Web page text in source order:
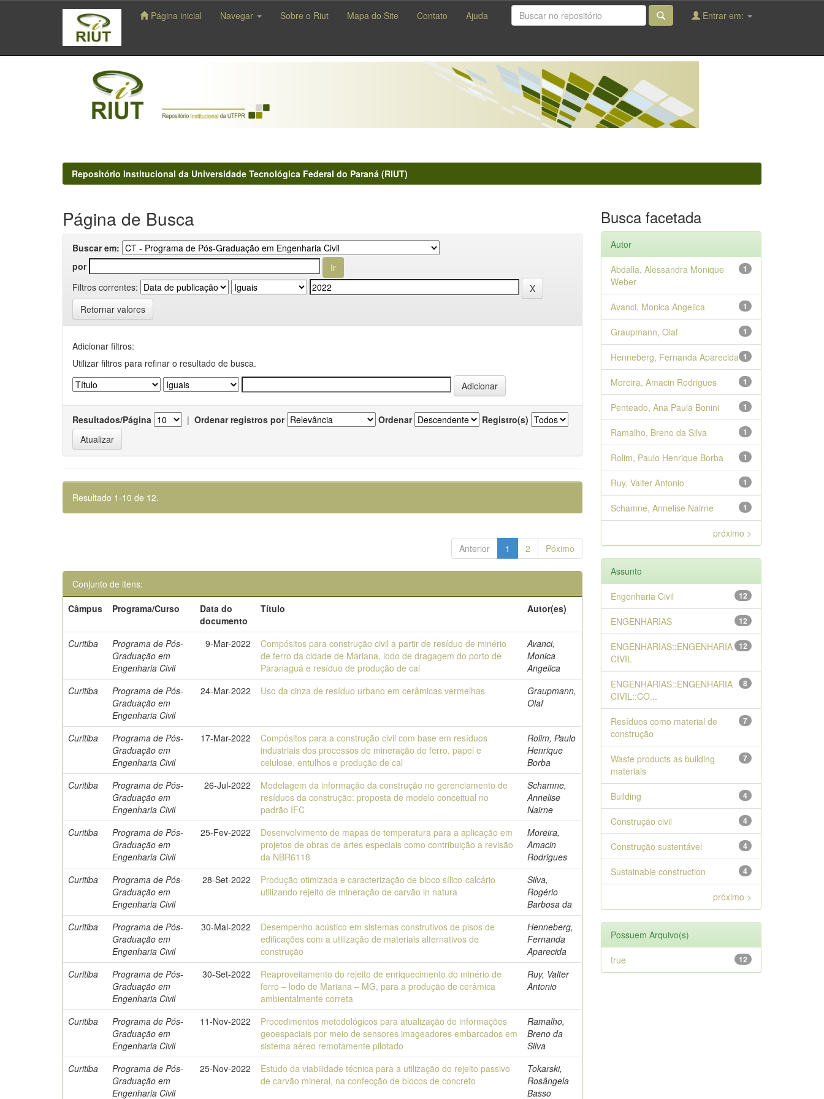
navigation
Página inicial Navegar Sobre o Riut Mapa do Site Contato Ajuda Entrar em:
Repositório Institucional da Universidade Tecnológica Federal do Paraná (RIUT)
Página de Busca
Buscar em:
por
Filtros correntes:
Retornar valores
Adicionar filtros:
Utilizar filtros para refinar o resultado de busca.
Resultados/Página | Ordenar registros por Ordenar Registro(s)
Resultado 1-10 de 12.
Anterior 1 2 Póximo
Conjunto de itens:
Câmpus
Programa/Curso
Data do
documento
Título Autor(es)
Curitiba
Programa de Pós-
Graduação em
Engenharia Civil
9-Mar-2022
Compósitos para construção civil a partir de resíduo de minério
de ferro da cidade de Mariana, lodo de dragagem do porto de
Paranaguá e resíduo de produção de cal
Avanci,
Monica
Angelica
Curitiba
Programa de Pós-
Graduação em
Engenharia Civil
24-Mar-2022 Uso da cinza de resíduo urbano em cerâmicas vermelhas
Graupmann,
Olaf
Curitiba
Programa de Pós-
Graduação em
Engenharia Civil
17-Mar-2022
Compósitos para a construção civil com base em resíduos
industriais dos processos de mineração de ferro, papel e
celulose, entulhos e produção de cal
Rolim, Paulo
Henrique
Borba
Curitiba
Programa de Pós-
Graduação em
Engenharia Civil
26-Jul-2022
Modelagem da informação da construção no gerenciamento de
resíduos da construção: proposta de modelo conceitual no
padrão IFC
Schamne,
Annelise
Nairne
Curitiba
Programa de Pós-
Graduação em
Engenharia Civil
25-Fev-2022
Desenvolvimento de mapas de temperatura para a aplicação em
projetos de obras de artes especiais como contribuição a revisão
da NBR6118
Moreira,
Amacin
Rodrigues
Curitiba
Programa de Pós-
Graduação em
Engenharia Civil
28-Set-2022
Produção otimizada e caracterização de bloco sílico-calcário
utilizando rejeito de mineração de carvão in natura
Silva,
Rogério
Barbosa da
Curitiba
Programa de Pós-
Graduação em
Engenharia Civil
30-Mai-2022
Desempenho acústico em sistemas construtivos de pisos de
edificações com a utilização de materiais alternativos de
construção
Henneberg,
Fernanda
Aparecida
Curitiba
Programa de Pós-
Graduação em
Engenharia Civil
30-Set-2022
Reaproveitamento do rejeito de enriquecimento do minério de
ferro – lodo de Mariana – MG, para a produção de cerâmica
ambientalmente correta
Ruy, Valter
Antonio
Curitiba
Programa de Pós-
Graduação em
Engenharia Civil
11-Nov-2022
Procedimentos metodológicos para atualização de informações
geoespaciais por meio de sensores imageadores embarcados em
sistema aéreo remotamente pilotado
Ramalho,
Breno da
Silva
Curitiba
Programa de Pós-
Graduação em
Engenharia Civil
25-Nov-2022
Estudo da viabilidade técnica para a utilização do rejeito passivo
de carvão mineral, na confecção de blocos de concreto
Tokarski,
Rosângela
Basso
Busca facetada
Autor
1
Abdalla, Alessandra Monique
Weber
1
Avanci, Monica Angelica
1
Graupmann, Olaf
1
Henneberg, Fernanda Aparecida
1
Moreira, Amacin Rodrigues
1
Penteado, Ana Paula Bonini
1
Ramalho, Breno da Silva
1
Rolim, Paulo Henrique Borba
1
Ruy, Valter Antonio
1
Schamne, Annelise Nairne
próximo >
Assunto
12
Engenharia Civil
12
ENGENHARIAS
12
ENGENHARIAS::ENGENHARIA
CIVIL
8
ENGENHARIAS::ENGENHARIA
CIVIL::CO...
7
Resíduos como material de
construção
7
Waste products as building
materials
4
Building
4
Construção civil
4
Construção sustentável
4
Sustainable construction
próximo >
Possuem Arquivo(s)
12
true